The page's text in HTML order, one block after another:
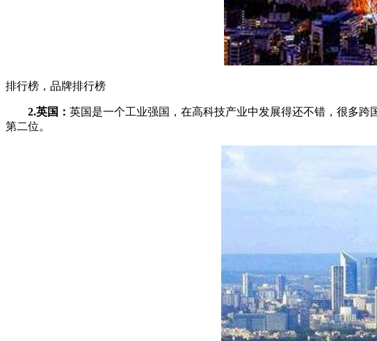
排行榜，品牌排行榜
2.英国： 英国是一个工业强国，在高科技产业中发展得还不错，很多
第二位。